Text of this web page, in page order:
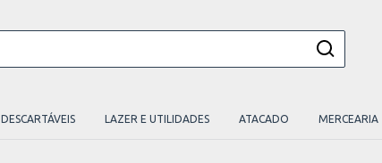
DESCARTÁVEIS LAZER E UTILIDADES ATACADO MERCEARIA